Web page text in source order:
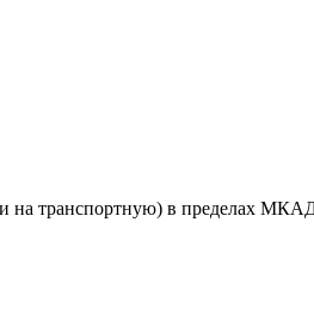
на транспортную) в пределах